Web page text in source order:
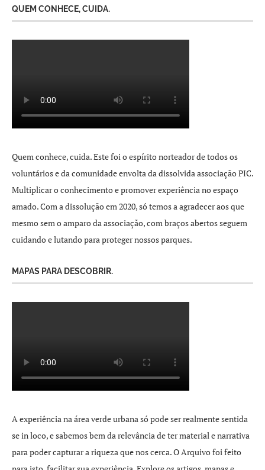
QUEM CONHECE, CUIDA.
Quem conhece, cuida. Este foi o espírito norteador de todos os
voluntários e da comunidade envolta da dissolvida associação PIC.
Multiplicar o conhecimento e promover experiência no espaço
amado. Com a dissolução em 2020, só temos a agradecer aos que
mesmo sem o amparo da associação, com braços abertos seguem
cuidando e lutando para proteger nossos parques.
MAPAS PARA DESCOBRIR.
A experiência na área verde urbana só pode ser realmente sentida
se in loco, e sabemos bem da relevância de ter material e narrativa
para poder capturar a riqueza que nos cerca. O Arquivo foi feito